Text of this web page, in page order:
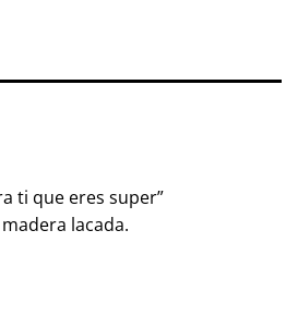
ti que eres super”
lacada.